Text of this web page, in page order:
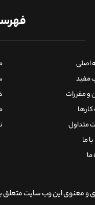
اصلی
مفید
و مقررات
متداول
ما
ما
و معنوی این وب سایت